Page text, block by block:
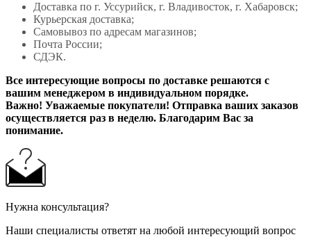
Доставка по г. Уссурийск, г. Владивосток, г. Хабаровск;
Курьерская доставка;
Самовывоз по адресам магазинов;
Почта России;
СДЭК.
Все интересующие вопросы по доставке решаются с
вашим менеджером в индивидуальном порядке.
Важно! Уважаемые покупатели! Отправка ваших заказов
осуществляется раз в неделю. Благодарим Вас за
понимание.
Нужна консультация?
Наши специалисты ответят на любой интересующий вопрос